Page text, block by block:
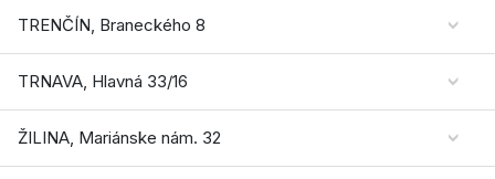
TRENČÍN, Braneckého 8
TRNAVA, Hlavná 33/16
ŽILINA, Mariánske nám. 32